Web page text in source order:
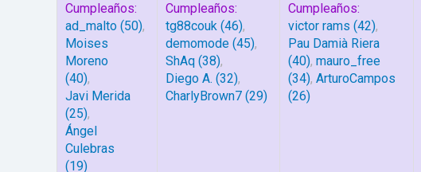
Cumpleaños:
ad_malto (50),
Moises
Moreno
(40),
Javi Merida
(25),
Ángel
Culebras
(19)
Cumpleaños:
tg88couk (46),
demomode (45),
ShAq (38),
Diego A. (32),
CharlyBrown7 (29)
Cumpleaños:
victor rams (42),
Pau Damià Riera
(40), mauro_free
(34), ArturoCampos
(26)